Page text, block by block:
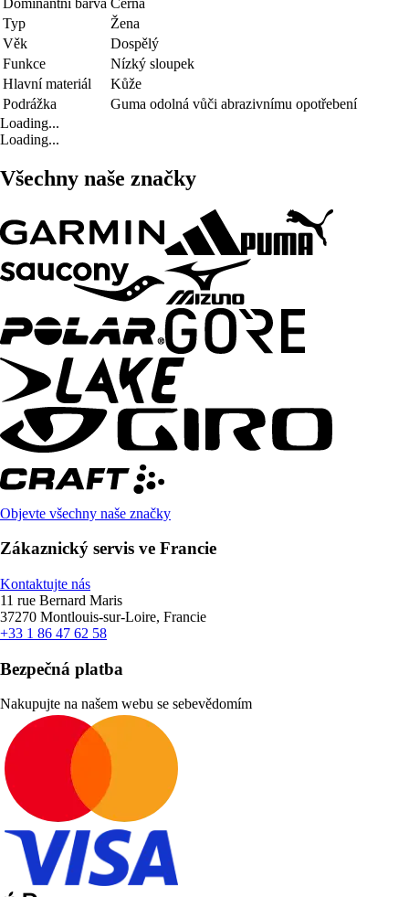
Typ
Žena
Věk
Dospělý
Funkce
Nízký sloupek
Hlavní materiál
Kůže
Podrážka
Guma odolná vůči abrazivnímu opotřebení
Loading...
Loading...
Všechny naše značky
Objevte všechny naše značky
Zákaznický servis ve Francie
Kontaktujte nás
11 rue Bernard Maris
37270 Montlouis-sur-Loire, Francie
+33 1 86 47 62 58
Bezpečná platba
Nakupujte na našem webu se sebevědomím